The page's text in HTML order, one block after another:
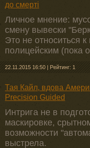
до смерті
Личное мнение:
смену вывески
Это не относиться
полицейским (пока
22.11.2015 16:50 | Рейтинг: 1
Тая Кайл, вдова
Precision Guided
Интрига не в
маскировке,
возможности
выстрела.